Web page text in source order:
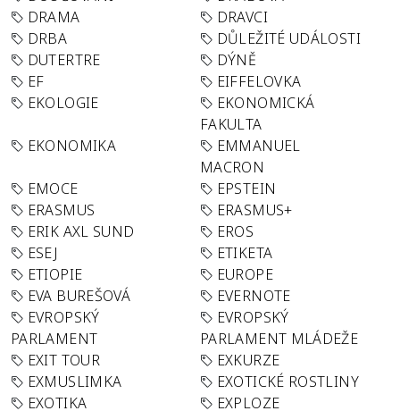
DRAMA
DRAVCI
DRBA
DŮLEŽITÉ UDÁLOSTI
DUTERTRE
DÝNĚ
EF
EIFFELOVKA
EKOLOGIE
EKONOMICKÁ
FAKULTA
EKONOMIKA
EMMANUEL
MACRON
EMOCE
EPSTEIN
ERASMUS
ERASMUS+
ERIK AXL SUND
EROS
ESEJ
ETIKETA
ETIOPIE
EUROPE
EVA BUREŠOVÁ
EVERNOTE
EVROPSKÝ
PARLAMENT
EVROPSKÝ
PARLAMENT MLÁDEŽE
EXIT TOUR
EXKURZE
EXMUSLIMKA
EXOTICKÉ ROSTLINY
EXOTIKA
EXPLOZE